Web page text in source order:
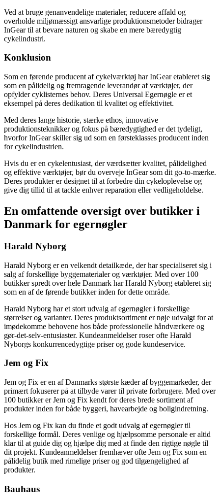
Ved at bruge genanvendelige materialer, reducere affald og
overholde miljømæssigt ansvarlige produktionsmetoder bidrager
InGear til at bevare naturen og skabe en mere bæredygtig
cykelindustri.
Konklusion
Som en førende producent af cykelværktøj har InGear etableret sig
som en pålidelig og fremragende leverandør af værktøjer, der
opfylder cyklisternes behov. Deres Universal Egernøgle er et
eksempel på deres dedikation til kvalitet og effektivitet.
Med deres lange historie, stærke ethos, innovative
produktionsteknikker og fokus på bæredygtighed er det tydeligt,
hvorfor InGear skiller sig ud som en førsteklasses producent inden
for cykelindustrien.
Hvis du er en cykelentusiast, der værdsætter kvalitet, pålidelighed
og effektive værktøjer, bør du overveje InGear som dit go-to-mærke.
Deres produkter er designet til at forbedre din cykeloplevelse og
give dig tillid til at tackle enhver reparation eller vedligeholdelse.
En omfattende oversigt over butikker i
Danmark for egernøgler
Harald Nyborg
Harald Nyborg er en velkendt detailkæde, der har specialiseret sig i
salg af forskellige byggematerialer og værktøjer. Med over 100
butikker spredt over hele Danmark har Harald Nyborg etableret sig
som en af de førende butikker inden for dette område.
Harald Nyborg har et stort udvalg af egernøgler i forskellige
størrelser og varianter. Deres produktsortiment er nøje udvalgt for at
imødekomme behovene hos både professionelle håndværkere og
gør-det-selv-entusiaster. Kundeanmeldelser roser ofte Harald
Nyborgs konkurrencedygtige priser og gode kundeservice.
Jem og Fix
Jem og Fix er en af Danmarks største kæder af byggemarkeder, der
primært fokuserer på at tilbyde varer til private forbrugere. Med over
100 butikker er Jem og Fix kendt for deres brede sortiment af
produkter inden for både byggeri, havearbejde og boligindretning.
Hos Jem og Fix kan du finde et godt udvalg af egernøgler til
forskellige formål. Deres venlige og hjælpsomme personale er altid
klar til at guide dig og hjælpe dig med at finde den rigtige nøgle til
dit projekt. Kundeanmeldelser fremhæver ofte Jem og Fix som en
pålidelig butik med rimelige priser og god tilgængelighed af
produkter.
Bauhaus